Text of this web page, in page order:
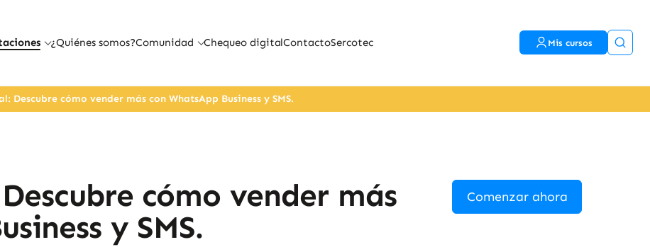
¿Quiénes somos?Comunidad Chequeo digitalContactoSercotec Mis cursos
Descubre cómo vender más con WhatsApp Business y SMS.
cómo vender más
y SMS.
Comenzar ahora